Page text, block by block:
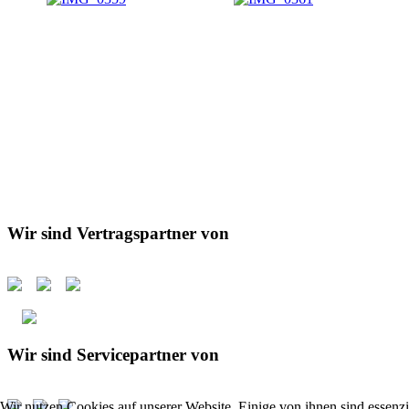
Wir sind Vertragspartner von
Wir sind Servicepartner von